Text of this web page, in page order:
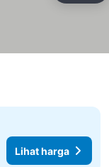
Lihat harga